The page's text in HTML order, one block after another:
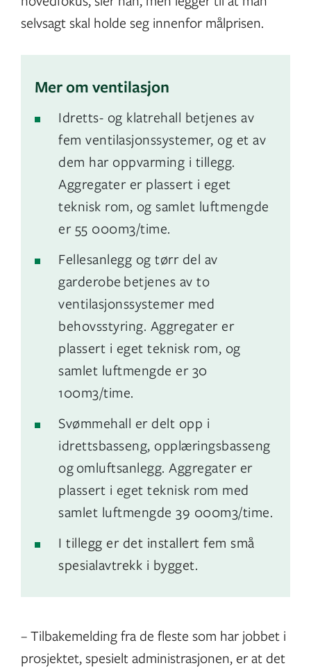
selvsagt skal holde seg innenfor målprisen.
Mer om ventilasjon
Idretts- og klatrehall betjenes av
fem ventilasjonssystemer, og et av
dem har oppvarming i tillegg.
Aggregater er plassert i eget
teknisk rom, og samlet luftmengde
er 55 000m3/time.
Fellesanlegg og tørr del av
garderobe betjenes av to
ventilasjonssystemer med
behovsstyring. Aggregater er
plassert i eget teknisk rom, og
samlet luftmengde er 30
100m3/time.
Svømmehall er delt opp i
idrettsbasseng, opplæringsbasseng
og omluftsanlegg. Aggregater er
plassert i eget teknisk rom med
samlet luftmengde 39 000m3/time.
I tillegg er det installert fem små
spesialavtrekk i bygget.
– Tilbakemelding fra de fleste som har jobbet i
prosjektet, spesielt administrasjonen, er at det